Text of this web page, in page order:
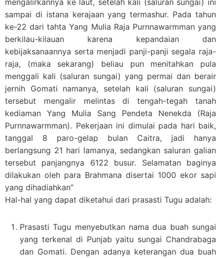
sampai di istana kerajaan yang termashur. Pada tahun
ke-22 dari tahta Yang Mulia Raja Purnnawarmman yang
berkilau-kilauan karena kepandaian dan
kebijaksanaannya serta menjadi panji-panji segala raja-
raja, (maka sekarang) beliau pun menitahkan pula
menggali kali (saluran sungai) yang permai dan berair
jernih Gomati namanya, setelah kali (saluran sungai)
tersebut mengalir melintas di tengah-tegah tanah
kediaman Yang Mulia Sang Pendeta Nenekda (Raja
Purnnawarmman). Pekerjaan ini dimulai pada hari baik,
tanggal 8 paro-gelap bulan Caitra, jadi hanya
berlangsung 21 hari lamanya, sedangkan saluran galian
tersebut panjangnya 6122 busur. Selamatan baginya
dilakukan oleh para Brahmana disertai 1000 ekor sapi
yang dihadiahkan”
Hal-hal yang dapat diketahui dari prasasti Tugu adalah:
Prasasti Tugu menyebutkan nama dua buah sungai
yang terkenal di Punjab yaitu sungai Chandrabaga
dan Gomati. Dengan adanya keterangan dua buah